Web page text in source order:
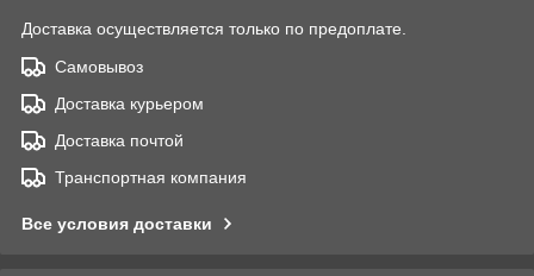
Доставка осуществляется только по предоплате.
Самовывоз
Доставка курьером
Доставка почтой
Транспортная компания
Все условия доставки